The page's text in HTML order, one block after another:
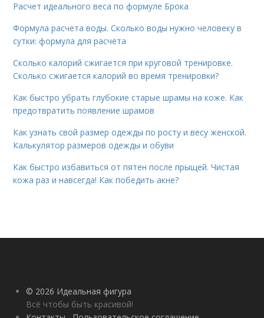
Расчет идеального веса по формуле Брока
Формула расчета воды. Сколько воды нужно человеку в
сутки: формула для расчёта
Сколько калорий сжигается при круговой тренировке.
Сколько сжигается калорий во время тренировки?
Как быстро убрать глубокие старые шрамы на коже. Как
предотвратить появление шрамов
Как узнать свой размер одежды по росту и весу женской.
Калькулятор размеров одежды и обуви
Как быстро избавиться от пятен после прыщей. Чистая
кожа раз и навсегда! Как победить акне?
© 2026 Идеальная фигура
Всё чтобы быть красивой!